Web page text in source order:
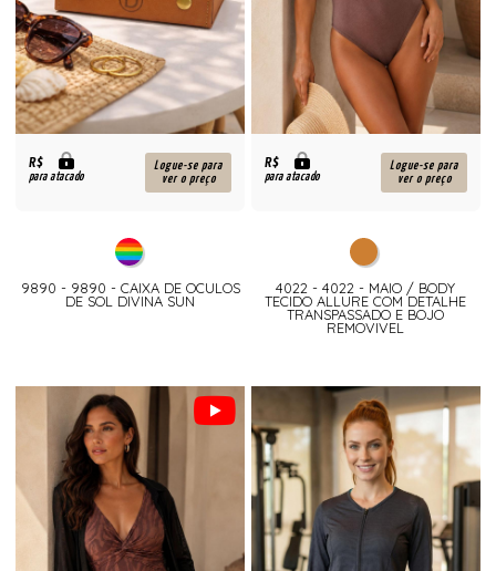
R$
para atacado
Logue-se para
ver o preço
9890 - 9890 - CAIXA DE OCULOS
DE SOL DIVINA SUN
R$
para atacado
Logue-se para
ver o preço
4022 - 4022 - MAIO / BODY
TECIDO ALLURE COM DETALHE
TRANSPASSADO E BOJO
REMOVIVEL